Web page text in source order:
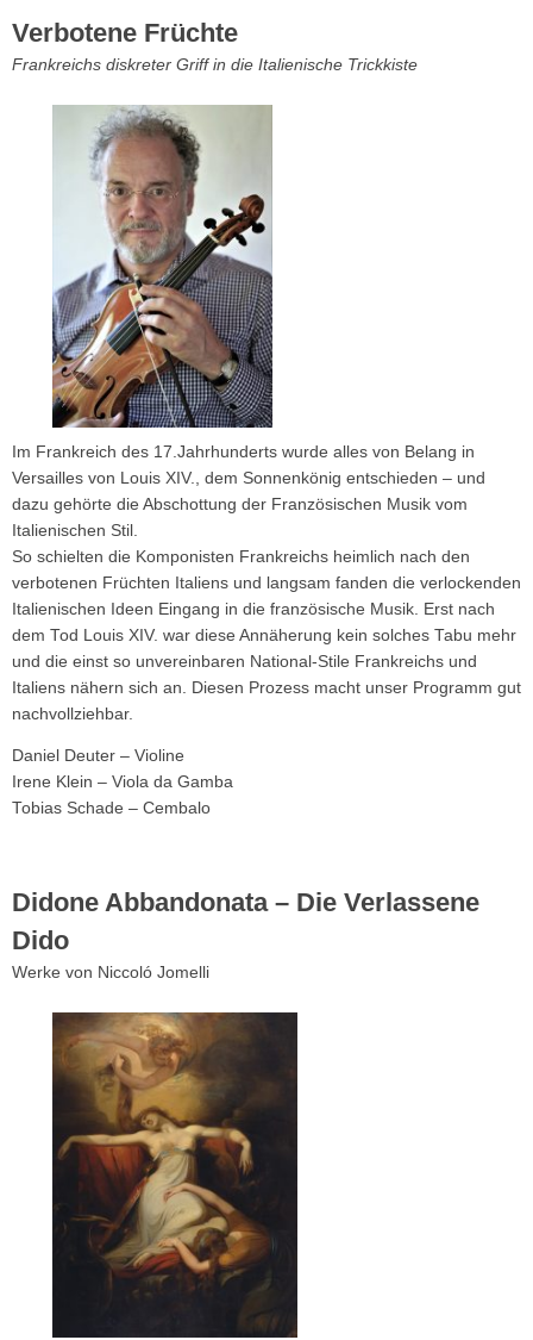
Verbotene Früchte
Frankreichs diskreter Griff in die Italienische Trickkiste
Im Frankreich des 17.Jahrhunderts wurde alles von Belang in
Versailles von Louis XIV., dem Sonnenkönig entschieden – und
dazu gehörte die Abschottung der Französischen Musik vom
Italienischen Stil.
So schielten die Komponisten Frankreichs heimlich nach den
verbotenen Früchten Italiens und langsam fanden die verlockenden
Italienischen Ideen Eingang in die französische Musik. Erst nach
dem Tod Louis XIV. war diese Annäherung kein solches Tabu mehr
und die einst so unvereinbaren National-Stile Frankreichs und
Italiens nähern sich an. Diesen Prozess macht unser Programm gut
nachvollziehbar.
Daniel Deuter – Violine
Irene Klein – Viola da Gamba
Tobias Schade – Cembalo
Didone Abbandonata – Die Verlassene
Dido
Werke von Niccoló Jomelli